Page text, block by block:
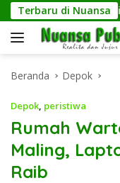
Langsung
ke
konten
Terbaru di Nuansa
Jumat Bersih di RW
Beranda Depok
Depok, peristiwa
Rumah
Maling,
Raib